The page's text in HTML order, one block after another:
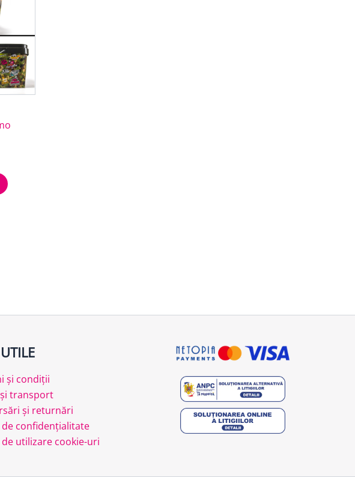
și condiții
transport
și returnări
de confidențialitate
utilizare cookie-uri